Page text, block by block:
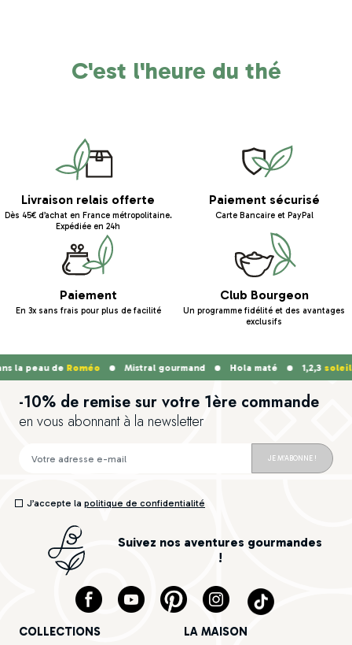
C'est l'heure du thé
Livraison relais offerte
Dès 45€ d’achat en France métropolitaine.
Expédiée en 24h
Paiement sécurisé
Carte Bancaire et PayPal
Paiement
En 3x sans frais pour plus de facilité
Club Bourgeon
Un programme fidélité et des avantages
exclusifs
peau deRoméo Mistral gourmand Hola maté 1,2,3soleil
-10% de remise sur votre 1ère commande
en vous abonnant à la newsletter
JE M'ABONNE !
J’accepte la politique de confidentialité
Suivez nos aventures gourmandes
!
COLLECTIONS LA MAISON